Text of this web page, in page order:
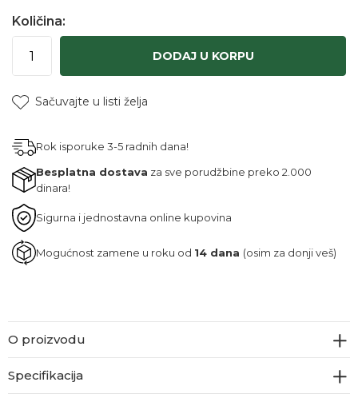
Količina:
DODAJ U KORPU
Sačuvajte u listi želja
Rok isporuke 3-5 radnih dana!
Besplatna dostava za sve porudžbine preko 2.000
dinara!
Sigurna i jednostavna online kupovina
Mogućnost zamene u roku od 14 dana (osim za donji veš)
O proizvodu
Specifikacija